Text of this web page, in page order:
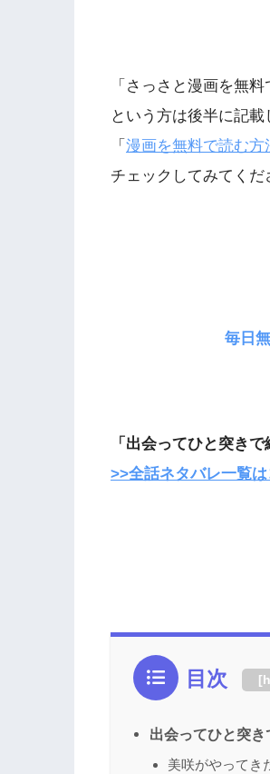
「さっさと漫画を無料
という方は後半に記載
「 漫画を無料で読む方
チェックしてみてくだ
毎日
「出会ってひと突きで
>>全話ネタバレ一覧
目次 [
出会ってひと突
美咲がやってき